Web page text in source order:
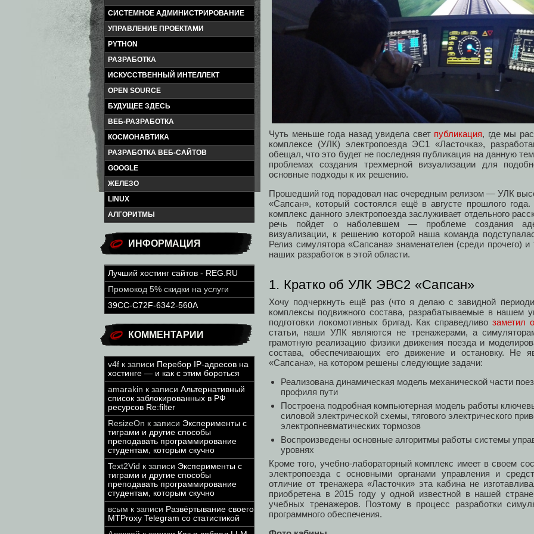
СИСТЕМНОЕ АДМИНИСТРИРОВАНИЕ
УПРАВЛЕНИЕ ПРОЕКТАМИ
PYTHON
РАЗРАБОТКА
ИСКУССТВЕННЫЙ ИНТЕЛЛЕКТ
OPEN SOURCE
БУДУЩЕЕ ЗДЕСЬ
ВЕБ-РАЗРАБОТКА
КОСМОНАВТИКА
РАЗРАБОТКА ВЕБ-САЙТОВ
GOOGLE
ЖЕЛЕЗО
LINUX
АЛГОРИТМЫ
ИНФОРМАЦИЯ
Лучший хостинг сайтов - REG.RU
Промокод 5% скидки на услуги
39CC-C72F-6342-560A
КОММЕНТАРИИ
v4f к записи Перебор IP-адресов на
хостинге — и как с этим бороться
amarakin к записи Альтернативный
список заблокированных в РФ
ресурсов Re:filter
ResizeOn к записи Эксперименты с
тиграми и другие способы
преподавать программирование
студентам, которым скучно
Text2Vid к записи Эксперименты с
тиграми и другие способы
преподавать программирование
студентам, которым скучно
всым к записи Развёртывание своего
MTProxy Telegram со статистикой
Чуть меньше года назад увидела свет публикация, где мы
комплексе (УЛК) электропоезда ЭС1 «Ласточка»,
обещал, что это будет не последняя публикация на данную
проблемах создания трехмерной визуализации для
основные подходы к их решению.
Прошедший год порадовал нас очередным релизом — УЛК
«Сапсан», который состоялся ещё в августе прошлого
комплекс данного электропоезда заслуживает отдельного
речь пойдет о наболевшем — проблеме создания
визуализации, к решению которой наша команда
Релиз симулятора «Сапсана» знаменателен (среди прочего)
наших разработок в этой области.
1. Кратко об УЛК ЭВС2 «Сапсан»
Хочу подчеркнуть ещё раз (что я делаю с завидной
комплексы подвижного состава, разрабатываемые в нашем
подготовки локомотивных бригад. Как справедливо заметил
статьи, наши УЛК являются не тренажерами, а
грамотную реализацию физики движения поезда и
состава, обеспечивающих его движение и остановку. Не
«Сапсана», на котором решены следующие задачи:
Реализована динамическая модель механической части
профиля пути
Построена подробная компьютерная модель работы
силовой электрической схемы, тягового электрического
электропневматических тормозов
Воспроизведены основные алгоритмы работы системы
уровнях
Кроме того, учебно-лабораторный комплекс имеет в своем
электропоезда с основными органами управления и
отличие от тренажера «Ласточки» эта кабина не
приобретена в 2015 году у одной известной в нашей
учебных тренажеров. Поэтому в процесс разработки
программного обеспечения.